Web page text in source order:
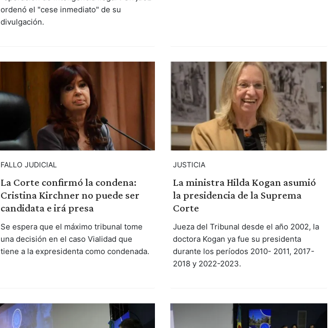
ordenó el "cese inmediato" de su
divulgación.
FALLO JUDICIAL
La Corte confirmó la condena:
Cristina Kirchner no puede ser
candidata e irá presa
Se espera que el máximo tribunal tome
una decisión en el caso Vialidad que
tiene a la expresidenta como condenada.
JUSTICIA
La ministra Hilda Kogan asumió
la presidencia de la Suprema
Corte
Jueza del Tribunal desde el año 2002, la
doctora Kogan ya fue su presidenta
durante los períodos 2010- 2011, 2017-
2018 y 2022-2023.